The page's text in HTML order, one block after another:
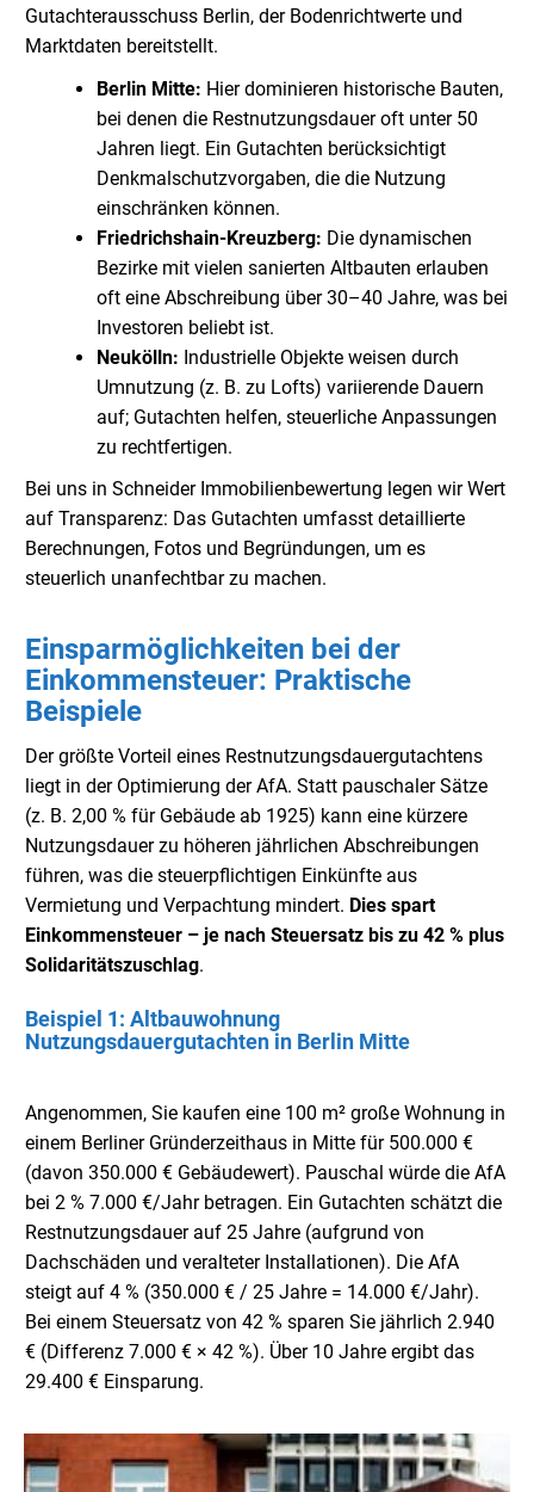
Gutachterausschuss Berlin, der Bodenrichtwerte und
Marktdaten bereitstellt.
Berlin Mitte: Hier dominieren historische Bauten,
bei denen die Restnutzungsdauer oft unter 50
Jahren liegt. Ein Gutachten berücksichtigt
Denkmalschutzvorgaben, die die Nutzung
einschränken können.
Friedrichshain-Kreuzberg: Die dynamischen
Bezirke mit vielen sanierten Altbauten erlauben
oft eine Abschreibung über 30–40 Jahre, was bei
Investoren beliebt ist.
Neukölln: Industrielle Objekte weisen durch
Umnutzung (z. B. zu Lofts) variierende Dauern
auf; Gutachten helfen, steuerliche Anpassungen
zu rechtfertigen.
Bei uns in Schneider Immobilienbewertung legen wir Wert
auf Transparenz: Das Gutachten umfasst detaillierte
Berechnungen, Fotos und Begründungen, um es
steuerlich unanfechtbar zu machen.
Einsparmöglichkeiten bei der
Einkommensteuer: Praktische
Beispiele
Der größte Vorteil eines Restnutzungsdauergutachtens
liegt in der Optimierung der AfA. Statt pauschaler Sätze
(z. B. 2,00 % für Gebäude ab 1925) kann eine kürzere
Nutzungsdauer zu höheren jährlichen Abschreibungen
führen, was die steuerpflichtigen Einkünfte aus
Vermietung und Verpachtung mindert. Dies spart
Einkommensteuer – je nach Steuersatz bis zu 42 % plus
Solidaritätszuschlag.
Beispiel 1: Altbauwohnung
Nutzungsdauergutachten in Berlin Mitte
Angenommen, Sie kaufen eine 100 m² große Wohnung in
einem Berliner Gründerzeithaus in Mitte für 500.000 €
(davon 350.000 € Gebäudewert). Pauschal würde die AfA
bei 2 % 7.000 €/Jahr betragen. Ein Gutachten schätzt die
Restnutzungsdauer auf 25 Jahre (aufgrund von
Dachschäden und veralteter Installationen). Die AfA
steigt auf 4 % (350.000 € / 25 Jahre = 14.000 €/Jahr).
Bei einem Steuersatz von 42 % sparen Sie jährlich 2.940
€ (Differenz 7.000 € × 42 %). Über 10 Jahre ergibt das
29.400 € Einsparung.